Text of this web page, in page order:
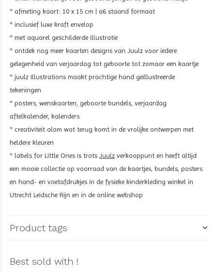
* afmeting kaart: 10 x 15 cm | a6 staand formaat
* inclusief luxe kraft envelop
* met aquarel geschilderde illustratie
* ontdek nog meer kaarten designs van Juulz voor iedere
gelegenheid van verjaardag tot geboorte tot zomaar een kaartje
* juulz Illustrations maakt prachtige hand geïllustreerde
tekeningen
* posters, wenskaarten, geboorte bundels, verjaardag
aftelkalender, kalenders
* creativiteit alom wat terug komt in de vrolijke ontwerpen met
heldere kleuren
* labels for Little Ones is trots Juulz verkooppunt en heeft altijd
een mooie collectie op voorraad van de kaartjes, bundels, posters
en hand- en voetafdrukjes in de fysieke kinderkleding winkel in
Utrecht Leidsche Rijn en in de online webshop
Product tags
Best sold with !